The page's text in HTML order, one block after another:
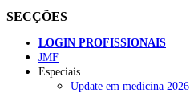
SECÇÕES
LOGIN PROFISSIONAIS
JMF
Especiais
Update em medicina 2026